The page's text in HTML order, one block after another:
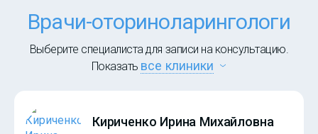
Врачи-оториноларингологи
Выберите специалиста для записи на консультацию.
Показать все клиники
Кириченко Ирина Михайловна